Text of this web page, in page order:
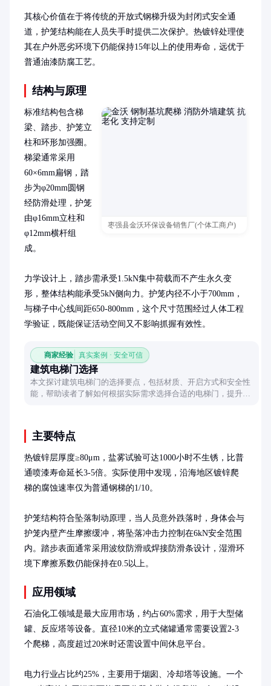
其核心价值在于将传统的开放式钢梯升级为封闭式安全通
道，护笼结构能在人员失手时提供二次保护。热镀锌处理使
其在户外恶劣环境下仍能保持15年以上的使用寿命，远优于
普通油漆防腐工艺。
结构与原理
枣强县金沃环保设备销售厂(个体工商户)
标准结构包含梯
梁、踏步、护笼立
柱和环形加强圈。
梯梁通常采用
60×6mm扁钢，踏
步为φ20mm圆钢
经防滑处理，护笼
由φ16mm立柱和
φ12mm横杆组
成。
力学设计上，踏步需承受1.5kN集中荷载而不产生永久变
形，整体结构能承受5kN侧向力。护笼内径不小于700mm，
与梯子中心线间距650-800mm，这个尺寸范围经过人体工程
学验证，既能保证活动空间又不影响抓握有效性。
商家经验 真实案例 · 安全可信
建筑电梯门选择
本文探讨建筑电梯门的选择要点，包括材质、开启方式和安全性
能，帮助读者了解如何根据实际需求选择合适的电梯门，提升使
主要特点
热镀锌层厚度≥80μm，盐雾试验可达1000小时不生锈，比普
通喷漆寿命延长3-5倍。实际使用中发现，沿海地区镀锌爬
梯的腐蚀速率仅为普通钢梯的1/10。
护笼结构符合坠落制动原理，当人员意外跌落时，身体会与
护笼内壁产生摩擦缓冲，将坠落冲击力控制在6kN安全范围
内。踏步表面通常采用波纹防滑或焊接防滑条设计，湿滑环
境下摩擦系数仍能保持在0.5以上。
应用领域
石油化工领域是最大应用市场，约占60%需求，用于大型储
罐、反应塔等设备。直径10米的立式储罐通常需要设置2-3
个爬梯，高度超过20米时还需设置中间休息平台。
电力行业占比约25%，主要用于烟囱、冷却塔等设施。一个